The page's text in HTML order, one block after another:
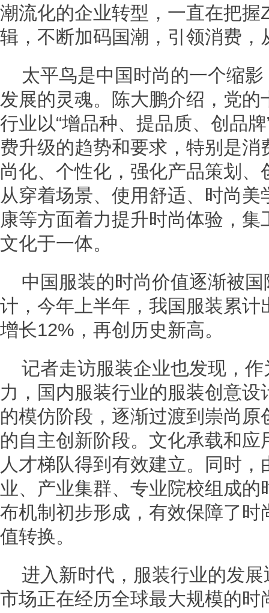
潮流化的企业转型，一直在把握
辑，不断加码国潮，引领消费，
太平鸟是中国时尚的一个缩
发展的灵魂。陈大鹏介绍，党
行业以“增品种、提品质、创品
费升级的趋势和要求，特别是
尚化、个性化，强化产品策划
从穿着场景、使用舒适、时尚
康等方面着力提升时尚体验，
文化于一体。
中国服装的时尚价值逐渐被
计，今年上半年，我国服装累计
增长12%，再创历史新高。
记者走访服装企业也发现，
力，国内服装行业的服装创意
的模仿阶段，逐渐过渡到崇尚
的自主创新阶段。文化承载和
人才梯队得到有效建立。同时
业、产业集群、专业院校组成
布机制初步形成，有效保障了时
值转换。
进入新时代，服装行业的发
市场正在经历全球最大规模的时